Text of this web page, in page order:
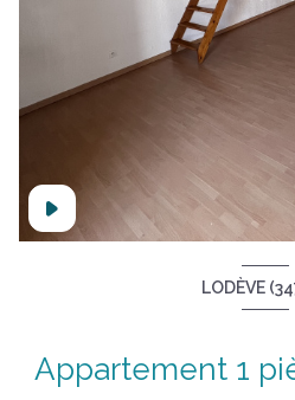
LODÈVE